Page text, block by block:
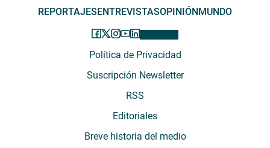
REPORTAJESENTREVISTASOPINIÓNMUNDO
Política de Privacidad
Suscripción Newsletter
RSS
Editoriales
Breve historia del medio